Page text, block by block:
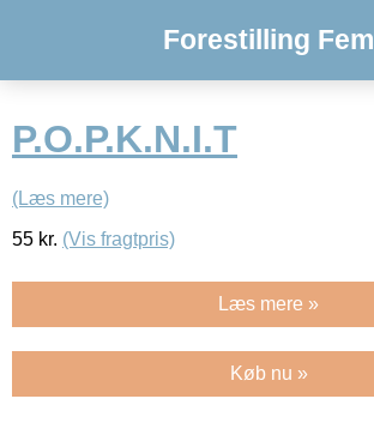
Forestilling Fem
P.O.P.K.N.I.T
(Læs mere)
55 kr. (Vis fragtpris)
Læs mere »
Køb nu »